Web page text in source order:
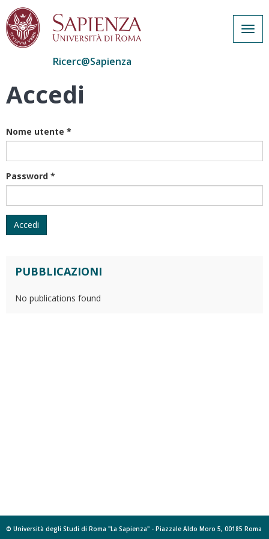
Salta
Ricerc@Sapienza
Accedi
Nome utente *
Password *
Accedi
PUBBLICAZIONI
No publications found
© Università degli Studi di Roma "La Sapienza" - Piazzale Aldo Moro 5, 00185 Roma